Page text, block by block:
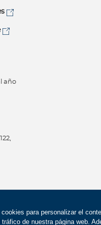
para personalizar el
tráfico de nuestra página web.
año